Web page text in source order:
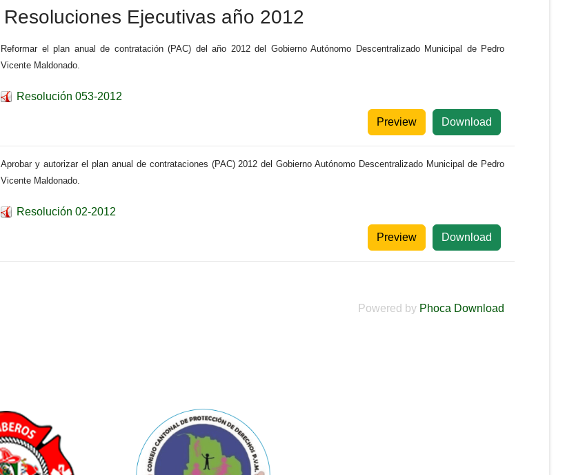
Resoluciones Ejecutivas año 2012
Reformar el plan anual de contratación (PAC) del año 2012 del Gobierno Autónomo Descentralizado Municipal de Pedro
Vicente Maldonado.
Resolución 053-2012
Download
Preview
Aprobar y autorizar el plan anual de contrataciones (PAC) 2012 del Gobierno Autónomo Descentralizado Municipal de Pedro
Vicente Maldonado.
Resolución 02-2012
Download
Preview
Powered by Phoca Download